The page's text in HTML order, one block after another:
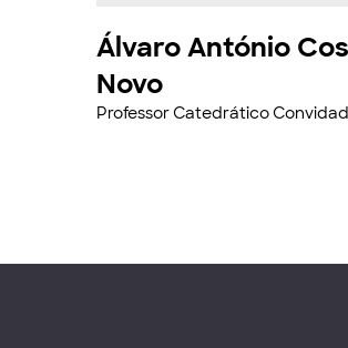
Álvaro António
Novo
Professor Catedrático